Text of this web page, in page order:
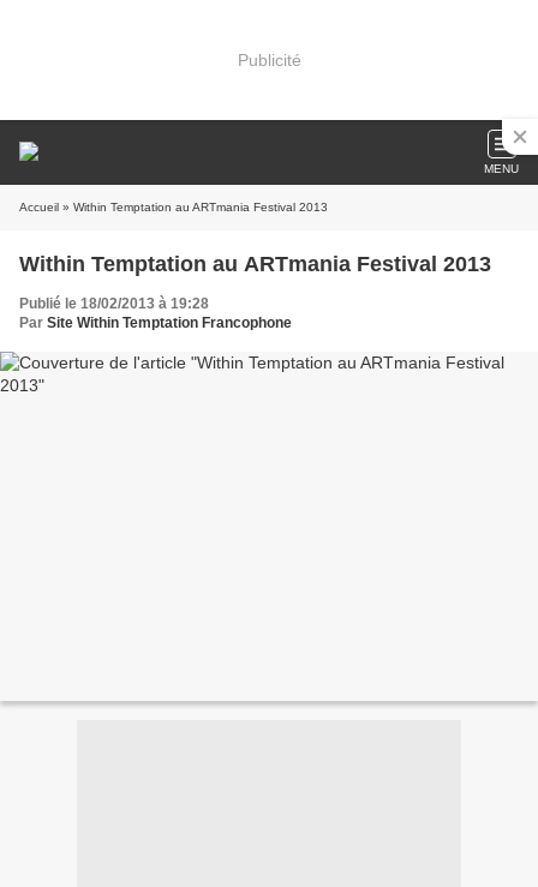
Publicité
MENU
Accueil » Within Temptation au ARTmania Festival 2013
Within Temptation au ARTmania Festival 2013
Publié le 18/02/2013 à 19:28
Par Site Within Temptation Francophone